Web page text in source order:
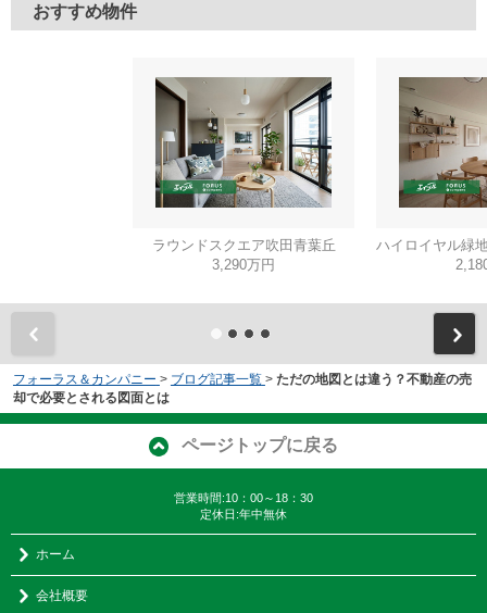
おすすめ物件
ラウンドスクエア吹田青葉丘
3,290万円
ハイロイヤル緑
フォーラス＆カンパニー > ブログ記事一覧 > ただの地図とは違う？不動産の売
却で必要とされる図面とは
ページトップに戻る
営業時間:10：00～18：30
定休日:年中無休
ホーム
会社概要